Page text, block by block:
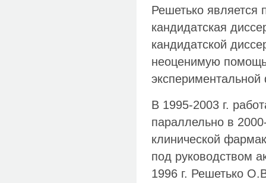
Решетько является
кандидатская
кандидатской
неоценимую
В 1995-2003 г.
параллельно в
клинической
под руководством
1996 г. Решетько